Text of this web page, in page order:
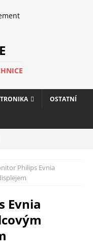
OSTATNÍ
Philips Evnia
Evnia